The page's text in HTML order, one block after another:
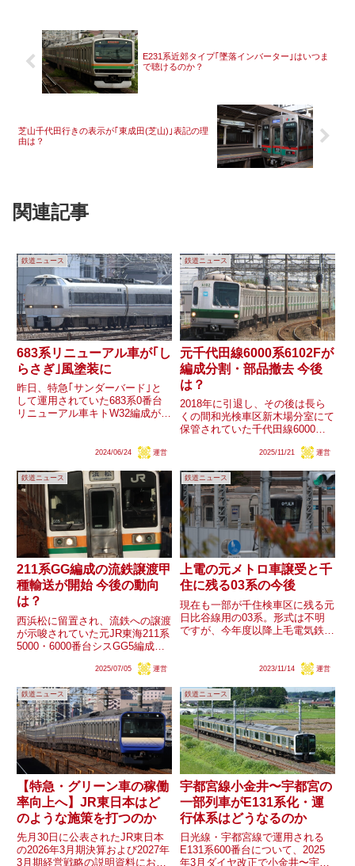
E231系近郊タイプ｢墜落インバーター｣はいつま
で聴けるのか？
芝山千代田行きの表示が｢東成田(芝山)｣表記の理
由は？
関連記事
鉄道ニュース
683系リニューアル車が｢し
らさぎ｣風塗装に
昨日、特急｢サンダーバード｣と
して運用されていた683系0番台
リニューアル車キトW32編成がリ
更されていることが確認されまし
が見込まれますが、今後転用...
2024/06/24 運営
鉄道ニュース
元千代田線6000系6102Fが
編成分割・部品撤去 今後
は？
2018年に引退し、その後は長ら
くの間和光検車区新木場分室にて
保管されていた千代田線6000系
され車番プレートが撤去されたこ
巡っては、通電が不可能になった
ということが先日行わ...
2025/11/21 運営
鉄道ニュース
211系GG編成の流鉄譲渡甲
種輸送が開始 今後の動向
は？
西浜松に留置され、流鉄への譲渡
が示唆されていた元JR東海211系
5000・6000番台シスGG5編成・
シスGG9編成ですが、本日より
ます。なお、荷票から川崎貨物駅
より先は分割する...
2025/07/05 運営
鉄道ニュース
上電の元メトロ車譲受と千
住に残る03系の今後
現在も一部が千住検車区に残る元
日比谷線用の03系。形式は不明
ですが、今年度以降上毛電気鉄道
込まれるでしょうか。
2023/11/14 運営
鉄道ニュース
【特急・グリーン車の稼働
率向上へ】JR東日本はど
のような施策を打つのか
先月30日に公表されたJR東日本
の2026年3月期決算および2027年
3月期経営戦略の説明資料におい
鉄道ニュース
宇都宮線小金井〜宇都宮の
一部列車がE131系化・運
行体系はどうなるのか
日光線・宇都宮線で運用される
E131系600番台について、2025
年3月ダイヤ改正で小金井〜宇都